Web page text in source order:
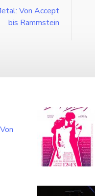
Von Accept
bis Rammstein